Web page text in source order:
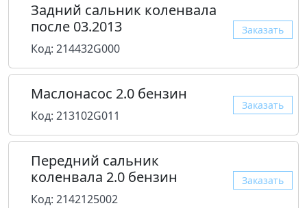
Задний сальник коленвала
после 03.2013
Код: 214432G000
Заказать
Маслонасос 2.0 бензин
Код: 213102G011
Заказать
Передний сальник
коленвала 2.0 бензин
Код: 2142125002
Заказать